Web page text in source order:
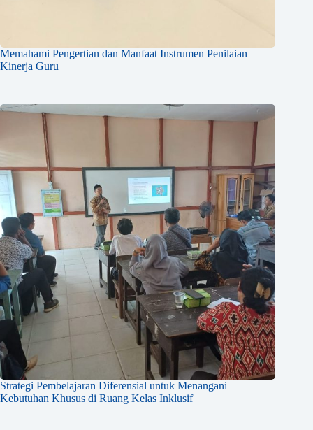
Memahami Pengertian dan Manfaat Instrumen Penilaian
Kinerja Guru
Strategi Pembelajaran Diferensial untuk Menangani
Kebutuhan Khusus di Ruang Kelas Inklusif